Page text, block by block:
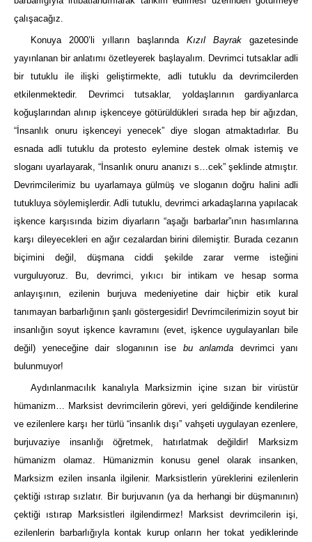
çalışacağız.
Konuya 2000’li yılların başlarında Kızıl Bayrak gazetesinde
yayınlanan bir anlatımı özetleyerek başlayalım. Devrimci tutsaklar adli
bir tutuklu ile ilişki geliştirmekte, adli tutuklu da devrimcilerden
etkilenmektedir. Devrimci tutsaklar, yoldaşlarının gardiyanlarca
koğuşlarından alınıp işkenceye götürüldükleri sırada hep bir ağızdan,
“İnsanlık onuru işkenceyi yenecek” diye slogan atmaktadırlar. Bu
esnada adli tutuklu da protesto eylemine destek olmak istemiş ve
sloganı uyarlayarak, “İnsanlık onuru ananızı s…cek” şeklinde atmıştır.
Devrimcilerimiz bu uyarlamaya gülmüş ve sloganın doğru halini adli
tutukluya söylemişlerdir. Adli tutuklu, devrimci arkadaşlarına yapılacak
işkence karşısında bizim diyarların “aşağı barbarlar”ının hasımlarına
karşı dileyecekleri en ağır cezalardan birini dilemiştir. Burada cezanın
biçimini değil, düşmana ciddi şekilde zarar verme isteğini
vurguluyoruz. Bu, devrimci, yıkıcı bir intikam ve hesap sorma
anlayışının, ezilenin burjuva medeniyetine dair hiçbir etik kural
tanımayan barbarlığının şanlı göstergesidir! Devrimcilerimizin soyut bir
insanlığın soyut işkence kavramını (evet, işkence uygulayanları bile
değil) yeneceğine dair sloganının ise bu anlamda devrimci yanı
bulunmuyor!
Aydınlanmacılık kanalıyla Marksizmin içine sızan bir virüstür
hümanizm… Marksist devrimcilerin görevi, yeri geldiğinde kendilerine
ve ezilenlere karşı her türlü “insanlık dışı” vahşeti uygulayan ezenlere,
burjuvaziye insanlığı öğretmek, hatırlatmak değildir! Marksizm
hümanizm olamaz. Hümanizmin konusu genel olarak insanken,
Marksizm ezilen insanla ilgilenir. Marksistlerin yüreklerini ezilenlerin
çektiği ıstırap sızlatır. Bir burjuvanın (ya da herhangi bir düşmanının)
çektiği ıstırap Marksistleri ilgilendirmez! Marksist devrimcilerin işi,
ezilenlerin barbarlığıyla kontak kurup onların her tokat yediklerinde